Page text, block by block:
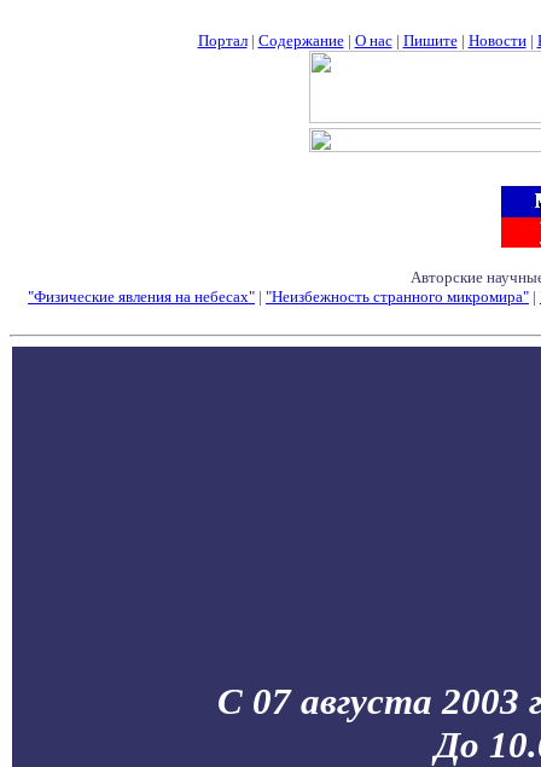
Портал| Содержание| О нас| Пишите| Новости|
Авторские
"Физические явления на небесах" | "Неизбежность странного микромира" |
С 07 августа 2003
До